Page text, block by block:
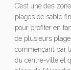
C’est une des
plages de sable
pour profiter en
de plusieurs
commençant par
du centre-ville et